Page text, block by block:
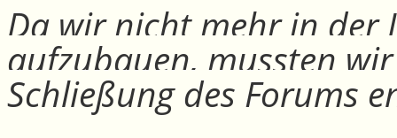
Da wir nicht mehr in der
aufzubauen, mussten
Schließung des Forums